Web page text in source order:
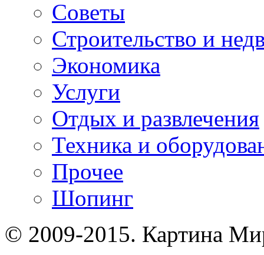
Советы
Строительство и
Экономика
Услуги
Отдых и развлечения
Техника и
Прочее
Шопинг
© 2009-2015. Картина